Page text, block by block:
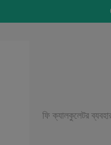
ফি ক্যালকুলেটর